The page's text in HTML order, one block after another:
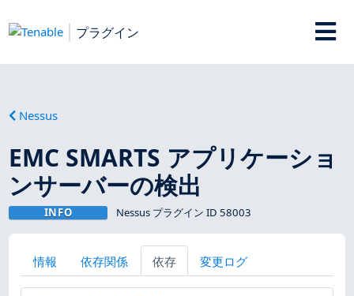
プラグイン
Nessus
EMC SMARTS アプリケーショ
ンサーバーの検出
INFO Nessus プラグイン ID 58003
情報 依存関係 依存 変更ログ